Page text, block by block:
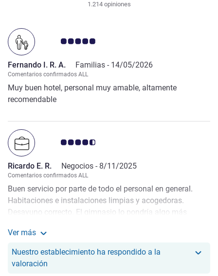
1.214 opiniones
Nota de clientes de Avis 5.0/5
Fernando I. R. A. Familias - 14/05/2026
Comentarios confirmados ALL
Muy buen hotel, personal muy amable, altamente
recomendable
Nota de clientes de Avis 4.5/5
Ricardo E. R. Negocios - 8/11/2025
Comentarios confirmados ALL
Buen servicio por parte de todo el personal en general.
Habitaciones e instalaciones limpias y acogedoras.
Desayuno correcto. El gimnasio lo pondría algo más
Ubicación correcta cerca de Monza. En los alrededores hay
sitios para comer como Aqua e Farina, Sushi All you can
eat (Romance, Oasis) están bastante bien (mencionó los
Ver más
Nuestro establecimiento ha respondido a la
valoración